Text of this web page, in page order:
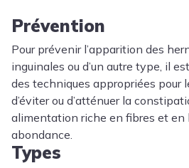
Prévention
Pour prévenir l’apparition des
inguinales ou d’un autre type, il
des techniques appropriées pour
d’éviter ou d’atténuer la
alimentation riche en fibres et en
abondance.
Types